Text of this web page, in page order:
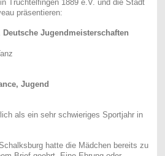
Truchtelfingen 1889 e.V. und die Stadt
präsentieren:
Deutsche Jugendmeisterschaften
Jugend
als ein sehr schwieriges Sportjahr in
hatte die Mädchen bereits zu